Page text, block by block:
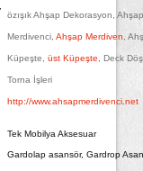
özışık Ahşap Dekorasyon, Ahşap
Merdivenci, Ahşap Merdiven ,
Küpeşte, üst Küpeşte , Deck
Torna İşleri
http://www.ahsapmerdivenci.net
Tek Mobilya Aksesuar
Gardolap asansör, Gardrop